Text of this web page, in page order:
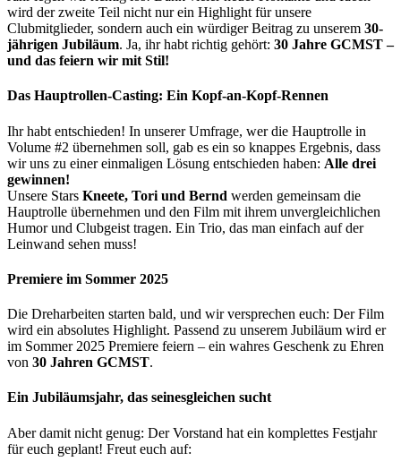
wird der zweite Teil nicht nur ein Highlight für unsere
Clubmitglieder, sondern auch ein würdiger Beitrag zu unserem 30-
jährigen Jubiläum. Ja, ihr habt richtig gehört: 30 Jahre GCMST –
und das feiern wir mit Stil!
Das Hauptrollen-Casting: Ein Kopf-an-Kopf-Rennen
Ihr habt entschieden! In unserer Umfrage, wer die Hauptrolle in
Volume #2 übernehmen soll, gab es ein so knappes Ergebnis, dass
wir uns zu einer einmaligen Lösung entschieden haben: Alle drei
gewinnen!
Unsere Stars Kneete, Tori und Bernd werden gemeinsam die
Hauptrolle übernehmen und den Film mit ihrem unvergleichlichen
Humor und Clubgeist tragen. Ein Trio, das man einfach auf der
Leinwand sehen muss!
Premiere im Sommer 2025
Die Dreharbeiten starten bald, und wir versprechen euch: Der Film
wird ein absolutes Highlight. Passend zu unserem Jubiläum wird er
im Sommer 2025 Premiere feiern – ein wahres Geschenk zu Ehren
von 30 Jahren GCMST.
Ein Jubiläumsjahr, das seinesgleichen sucht
Aber damit nicht genug: Der Vorstand hat ein komplettes Festjahr
für euch geplant! Freut euch auf: